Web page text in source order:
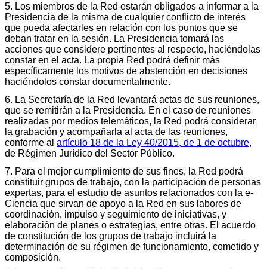
5. Los miembros de la Red estarán obligados a informar a la
Presidencia de la misma de cualquier conflicto de interés
que pueda afectarles en relación con los puntos que se
deban tratar en la sesión. La Presidencia tomará las
acciones que considere pertinentes al respecto, haciéndolas
constar en el acta. La propia Red podrá definir más
específicamente los motivos de abstención en decisiones
haciéndolos constar documentalmente.
6. La Secretaría de la Red levantará actas de sus reuniones,
que se remitirán a la Presidencia. En el caso de reuniones
realizadas por medios telemáticos, la Red podrá considerar
la grabación y acompañarla al acta de las reuniones,
conforme al artículo 18 de la Ley 40/2015, de 1 de octubre,
de Régimen Jurídico del Sector Público.
7. Para el mejor cumplimiento de sus fines, la Red podrá
constituir grupos de trabajo, con la participación de personas
expertas, para el estudio de asuntos relacionados con la e-
Ciencia que sirvan de apoyo a la Red en sus labores de
coordinación, impulso y seguimiento de iniciativas, y
elaboración de planes o estrategias, entre otras. El acuerdo
de constitución de los grupos de trabajo incluirá la
determinación de su régimen de funcionamiento, cometido y
composición.